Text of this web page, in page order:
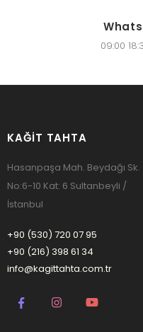
09:00
KAĞIT TAHTA
Hasanpaşa Mah. Beydağı Sk.
No:6-10 Kat: 6 Sultanbeyli /
İstanbul
+90 (530) 720 07 95
+90 (216) 398 61 34
info@kagittahta.com.tr